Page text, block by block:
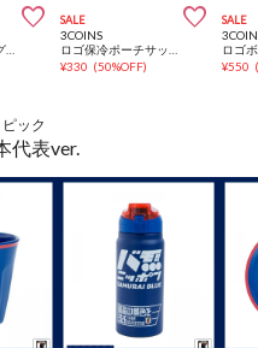
 SALE 
3COINS
¥330 (50%OFF)
SALE
¥550
ック
代表ver.